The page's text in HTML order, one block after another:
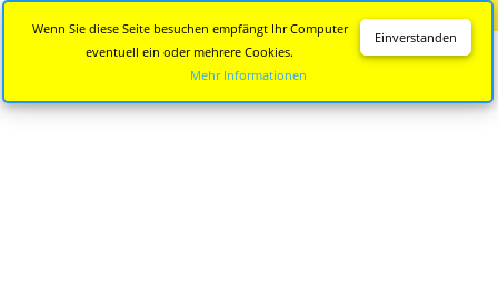
Einverstanden
Wenn Sie diese Seite besuchen empfängt Ihr Computer
eventuell ein oder mehrere Cookies.
Mehr Informationen